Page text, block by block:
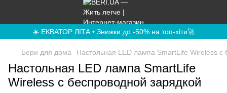
☀️ ЕКВАТОР ЛІТА • Знижки до -50% на топ-хіти🚀
Бери для дома Настольная LED лампа SmartLife Wireless с
Настольная LED лампа SmartLife
Wireless с беспроводной зарядкой